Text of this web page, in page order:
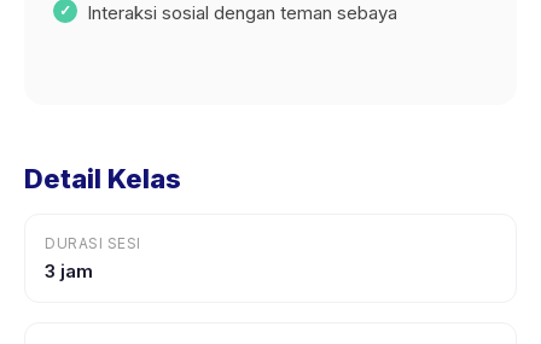
Interaksi sosial dengan teman sebaya
Detail Kelas
DURASI SESI
3 jam